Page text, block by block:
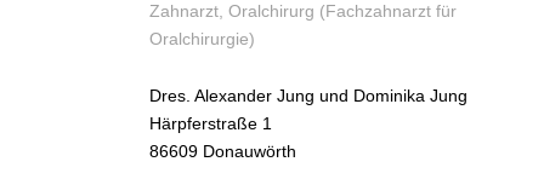
Zahnarzt, Oralchirurg (Fachzahnarzt für
Oralchirurgie)
Dres. Alexander Jung und Dominika Jung
Härpferstraße 1
86609 Donauwörth